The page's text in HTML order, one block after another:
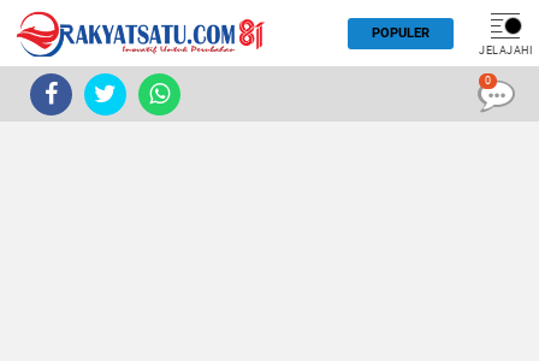
POPULER
JELAJAHI
0